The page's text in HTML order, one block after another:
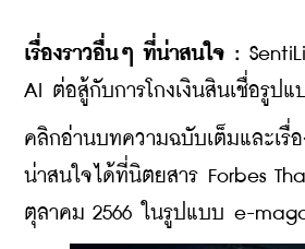
เรื่องราวอื่นๆ ที่น่าสนใจ :
AI ต่อสู้กับการโกงเงินสินเชื่อรูปแ
คลิกอ่านบทความฉบับเต็มและเรื่
น่าสนใจได้ที่นิตยสาร Forbes
ตุลาคม 2566 ในรูปแบบ e-